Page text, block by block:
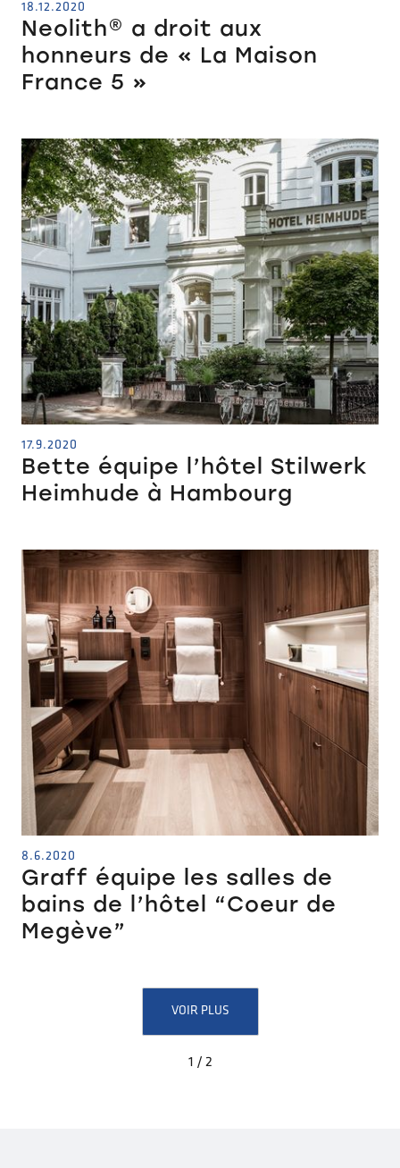
18.12.2020
Neolith® a droit aux
honneurs de « La Maison
France 5 »
17.9.2020
Bette équipe l’hôtel Stilwerk
Heimhude à Hambourg
8.6.2020
Graff équipe les salles de
bains de l’hôtel “Coeur de
Megève”
VOIR PLUS
1 / 2